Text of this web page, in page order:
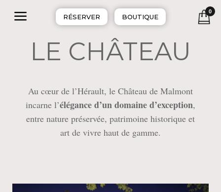
a RÉSERVER BOUTIQUE
0
LE CHÂTEAU
Au cœur de l’Hérault, le Château de Malmont
incarne l’élégance d’un domaine d’exception,
entre nature préservée, patrimoine historique et
art de vivre haut de gamme.